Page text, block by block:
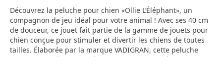
Découvrez la peluche pour chien «Ollie L’Éléphant», un
compagnon de jeu idéal pour votre animal ! Avec ses 40 cm
de douceur, ce jouet fait partie de la gamme de jouets pour
chien conçue pour stimuler et divertir les chiens de toutes
tailles. Élaborée par la marque VADIGRAN, cette peluche